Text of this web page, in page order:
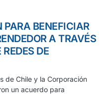
PARA BENEFICIAR
A TRAVÉS
DE
de Chile y la Corporación
un acuerdo para